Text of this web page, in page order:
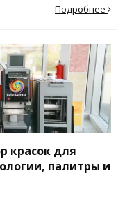
Подробнее
красок для
палитры и